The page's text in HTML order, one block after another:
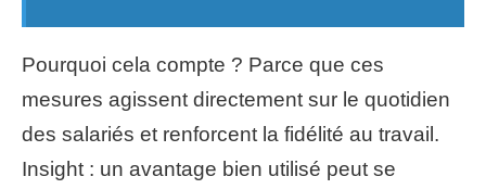
Pourquoi cela compte ? Parce que ces
mesures agissent directement sur le quotidien
des salariés et renforcent la fidélité au travail.
Insight : un avantage bien utilisé peut se